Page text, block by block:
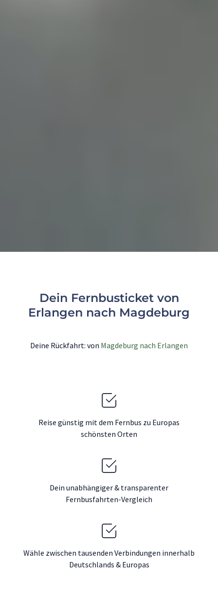
Dein Fernbusticket von
Erlangen nach Magdeburg
Deine Rückfahrt: von Magdeburg nach Erlangen
Reise günstig mit dem Fernbus zu Europas
schönsten Orten
Dein unabhängiger & transparenter
Fernbusfahrten-Vergleich
Wähle zwischen tausenden Verbindungen innerhalb
Deutschlands & Europas